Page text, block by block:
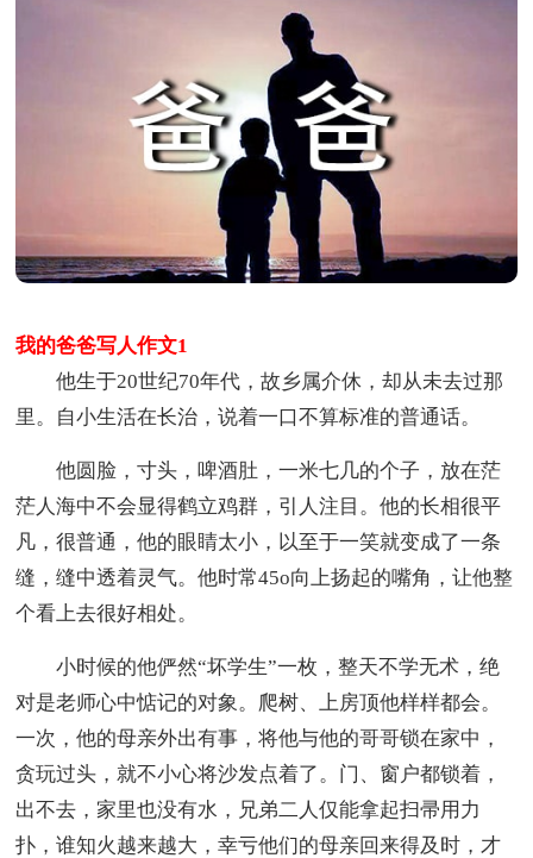
我的爸爸写人作文1
他生于20世纪70年代，故乡属介休，却从未去过那
里。自小生活在长治，说着一口不算标准的普通话。
他圆脸，寸头，啤酒肚，一米七几的个子，放在茫
茫人海中不会显得鹤立鸡群，引人注目。他的长相很平
凡，很普通，他的眼睛太小，以至于一笑就变成了一条
缝，缝中透着灵气。他时常45o向上扬起的嘴角，让他整
个看上去很好相处。
小时候的他俨然“坏学生”一枚，整天不学无术，绝
对是老师心中惦记的对象。爬树、上房顶他样样都会。
一次，他的母亲外出有事，将他与他的哥哥锁在家中，
贪玩过头，就不小心将沙发点着了。门、窗户都锁着，
出不去，家里也没有水，兄弟二人仅能拿起扫帚用力
扑，谁知火越来越大，幸亏他们的母亲回来得及时，才